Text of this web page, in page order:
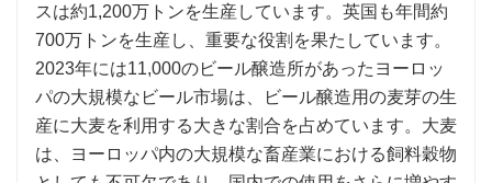
スは約1,200万トンを生産しています。英国も年間約
700万トンを生産し、重要な役割を果たしています。
2023年には11,000のビール醸造所があったヨーロッ
パの大規模なビール市場は、ビール醸造用の麦芽の生
産に大麦を利用する大きな割合を占めています。大麦
は、ヨーロッパ内の大規模な畜産業における飼料穀物